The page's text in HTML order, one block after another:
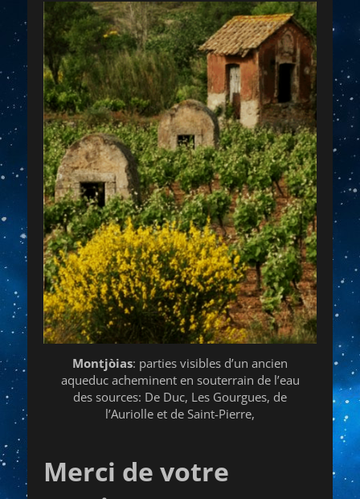
Montjòias: parties visibles d’un ancien
aqueduc acheminent en souterrain de l’eau
des sources: De Duc, Les Gourgues, de
l’Auriolle et de Saint-Pierre,
Merci de votre